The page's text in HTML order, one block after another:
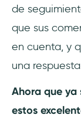
de
que sus
en cuenta, y
una
Ahora que ya
estos